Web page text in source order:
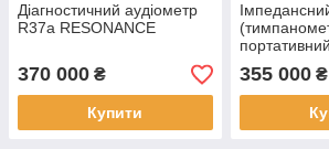
Діагностичний аудіометр
R37a RESONANCE
370 000 ₴
Купити
сенсорним
RESONANCE
355 000₴